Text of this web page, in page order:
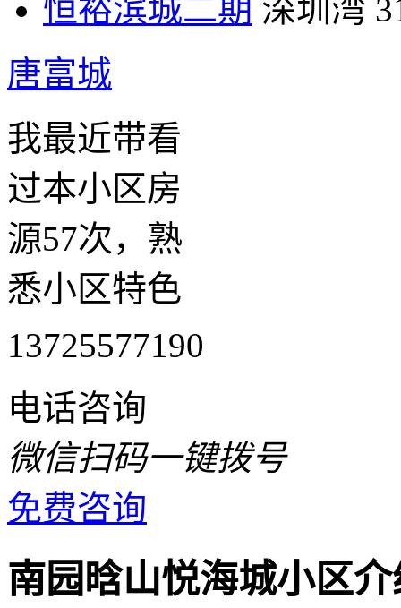
恒裕滨城二期 深圳湾
唐富城
我最近带看
过本小区房
源57次，熟
悉小区特色
13725577190
电话咨询
微信扫码一键拨号
免费咨询
南园晗山悦海城小区介